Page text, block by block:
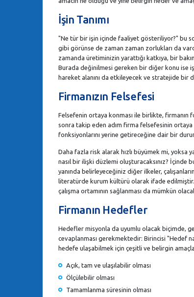
İşin Tanımı
"Ne tür bir işin içinde faaliyet gösteriliyor?" bu
gibi görünse de zaman zaman zorlukları da
zamanda üretiminizin yarattığı katkıya, bir
Burada değinilmesi gereken bir diğer konu ise
hareket alanını da etkileyecek ve stratejide bir
Firmanızın Felsefesi
Felsefenin ortaya konması ile birlikte, firmanın
sonra takip eden adım firma felsefesinin ortaya
fonksiyonlarını yerine getireceğine dair bir
Daha fazla risk alarak hızlı büyümek mi, yoksa
nasıl bir ilişki düzlemi oluşturacaksınız?
yanında belirleyeceğiniz diğer ilkeler,
literatürde kurum kültürü olarak ifade
çalışma ortamının sağlanması da mümkün
Firmanın Hedefler
Hedefler misyonla da uyumlu olacak biçimde,
cevaplanması gerekmektedir: Birincisi "Hedef
hedefe ulaşabilmek için çeşitli ve belirgin
Açık, tam ve ulaşılabilir olması
Ölçülebilir olması
Tamamlanma süresinin olması